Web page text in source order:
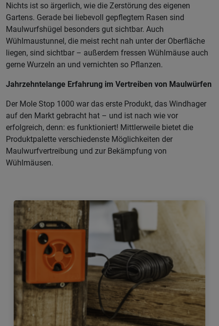
Nichts ist so ärgerlich, wie die Zerstörung des eigenen
Gartens. Gerade bei liebevoll gepflegtem Rasen sind
Maulwurfshügel besonders gut sichtbar. Auch
Wühlmaustunnel, die meist recht nah unter der Oberfläche
liegen, sind sichtbar – außerdem fressen Wühlmäuse auch
gerne Wurzeln an und vernichten so Pflanzen.
Jahrzehntelange Erfahrung im Vertreiben von Maulwürfen
Der Mole Stop 1000 war das erste Produkt, das Windhager
auf den Markt gebracht hat – und ist nach wie vor
erfolgreich, denn: es funktioniert! Mittlerweile bietet die
Produktpalette verschiedenste Möglichkeiten der
Maulwurfvertreibung und zur Bekämpfung von
Wühlmäusen.